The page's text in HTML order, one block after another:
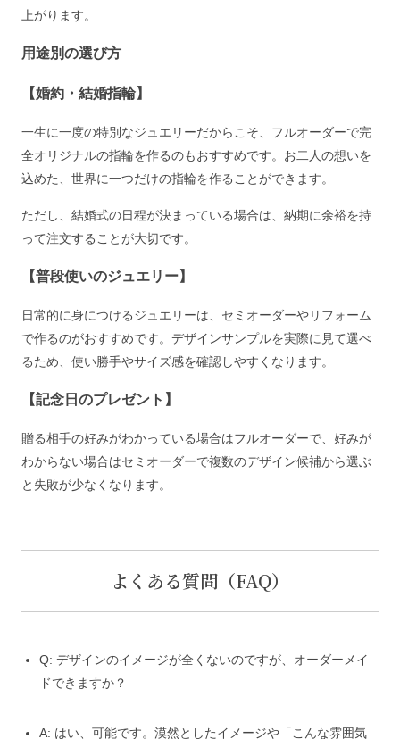
上がります。
用途別の選び方
【婚約・結婚指輪】
一生に一度の特別なジュエリーだからこそ、フルオーダーで完
全オリジナルの指輪を作るのもおすすめです。お二人の想いを
込めた、世界に一つだけの指輪を作ることができます。
ただし、結婚式の日程が決まっている場合は、納期に余裕を持
って注文することが大切です。
【普段使いのジュエリー】
日常的に身につけるジュエリーは、セミオーダーやリフォーム
で作るのがおすすめです。デザインサンプルを実際に見て選べ
るため、使い勝手やサイズ感を確認しやすくなります。
【記念日のプレゼント】
贈る相手の好みがわかっている場合はフルオーダーで、好みが
わからない場合はセミオーダーで複数のデザイン候補から選ぶ
と失敗が少なくなります。
よくある質問（FAQ）
Q: デザインのイメージが全くないのですが、オーダーメイ
ドできますか？
A: はい、可能です。漠然としたイメージや「こんな雰囲気